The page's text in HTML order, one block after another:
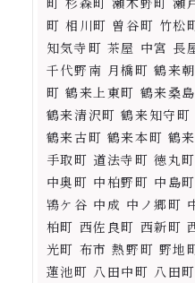
町 相川町 曽谷町 竹松
知気寺町 茶屋 中宮 長
千代野南 月橋町 鶴来
町 鶴来上東町 鶴来桑
鶴来清沢町 鶴来知守
鶴来古町 鶴来本町 鶴
手取町 道法寺町 徳丸
中奥町 中柏野町 中島
鴇ケ谷 中成 中ノ郷町
柏町 西佐良町 西新町
光町 布市 熱野町 野地
蓮池町 八田中町 八田